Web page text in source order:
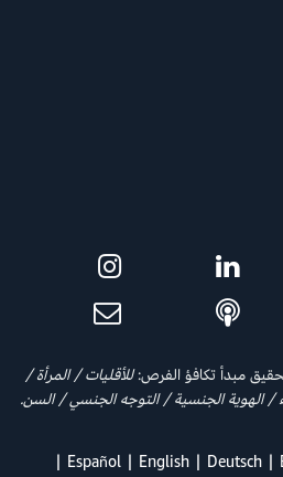
للأقليات / المرأة /
/ الهوية الجنسية / التوجه الجنسي / السن.
Deutsch
English
Español